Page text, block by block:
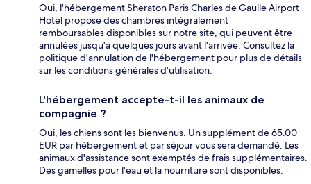
Oui, l'hébergement Sheraton Paris Charles de Gaulle Airport
Hotel propose des chambres intégralement
remboursables disponibles sur notre site, qui peuvent être
annulées jusqu'à quelques jours avant l'arrivée. Consultez la
politique d'annulation de l'hébergement pour plus de détails
sur les conditions générales d'utilisation.
L'hébergement accepte-t-il les animaux de
compagnie ?
Oui, les chiens sont les bienvenus. Un supplément de 65.00
EUR par hébergement et par séjour vous sera demandé. Les
animaux d'assistance sont exemptés de frais supplémentaires.
Des gamelles pour l'eau et la nourriture sont disponibles.